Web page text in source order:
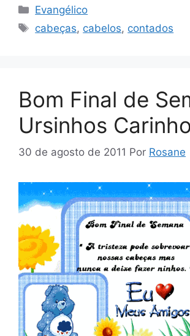
Categorias
Evangélico
Tags
cabeças, cabelos, contados
Bom Final de
Ursinhos
30 de agosto de 2011 Por Rosane